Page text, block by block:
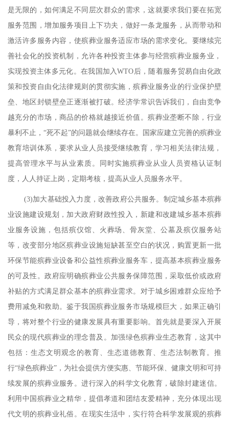
是无限的，如何满足不同层次群众的需求，这就要求我们要在拓宽
服务范围，增加服务项目上下功夫，做好一条龙服务，从而带动和
激活许多服务内容，使殡葬业服务适应市场的需求变化。要继续完
善社会化的投资机制，允许各种投资主体参与经营殡葬业服务业，
实现投资主体多元化。在我国加入WTO后，随着服务贸易自由化政
策和投资自由化法律规则的贯彻实施，殡葬业服务业的行业保护壁
垒、地区封锁壁垒正逐渐被打破。经济学常识告诉我们，自由竞争
越充分的市场，商品的价格就越接近价值。殡葬业垄断不除，行业
暴利不止， “死不起”的问题就会继续存在。国家应建立完善的殡葬业
教育培训体系，要求从业人员接受继续教育，学习相关法律法规，
提高管理水平与从业素质。同时实施殡葬业从业人员资格认证制
度，人人持证上岗，定期考核，提高从业人员服务水平。
(3)加大基础投入力度，改善政府公共服务。制定城乡基本殡葬
业设施建设规划，加大政府财政性投入，新建和改建城乡基本殡葬
业服务设施，包括殡仪馆、火葬场、骨灰堂、公墓及殡仪服务站
等，改变部分地区殡葬业设施短缺甚至空白的状况，购置更新一批
环保节能殡葬业设备和公益性殡葬业服务车，提高基本殡葬业服务
的可及性。政府应明确殡葬业公共服务保障范围，采取低价或政府
补贴的方式满足群众基本的殡葬业需求。对于城乡困难群众应给予
费用减免和救助。鉴于我国殡葬业服务市场规模巨大，如果正确引
导，将对整个行业的健康发展具有重要影响。首先就是要深入开展
民众的现代殡葬业的理念普及。加强绿色殡葬业生态教育，这其中
包括：生态文明观念的教育、生态道德教育、生态法制教育。推
行“绿色殡葬业”，为社会提供方便实惠、节能环保、健康文明和可持
续发展的殡葬业服务。进行深入的科学文化教育，破除封建迷信。
利用中国殡葬业之精华，提倡孝道和团结友爱精神，充分体现出现
代文明的殡葬业礼俗。在现实生活中，实行符合科学发展观的殡葬